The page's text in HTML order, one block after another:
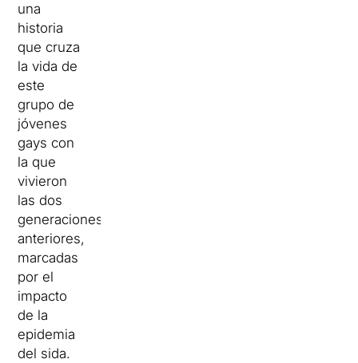
una
historia
que cruza
la vida de
este
grupo de
jóvenes
gays con
la que
vivieron
las dos
generaciones
anteriores,
marcadas
por el
impacto
de la
epidemia
del sida.